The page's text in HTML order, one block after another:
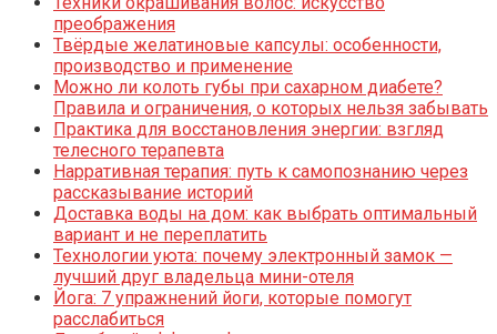
преображения
Твёрдые желатиновые капсулы: особенности,
производство и применение
Можно ли колоть губы при сахарном диабете?
Правила и ограничения, о которых нельзя забывать
Практика для восстановления энергии: взгляд
телесного терапевта
Нарративная терапия: путь к самопознанию через
рассказывание историй
Доставка воды на дом: как выбрать оптимальный
вариант и не переплатить
Технологии уюта: почему электронный замок —
лучший друг владельца мини-отеля
Йога: 7 упражнений йоги, которые помогут
расслабиться